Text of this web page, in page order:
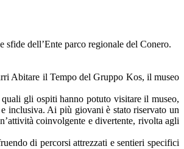
dell’Ente parco regionale del Conero.
Abitare il Tempo del Gruppo Kos, il museo
gli ospiti hanno potuto visitare il museo,
inclusiva. Ai più giovani è stato riservato un
coinvolgente e divertente, rivolta agli
di percorsi attrezzati e sentieri specifici